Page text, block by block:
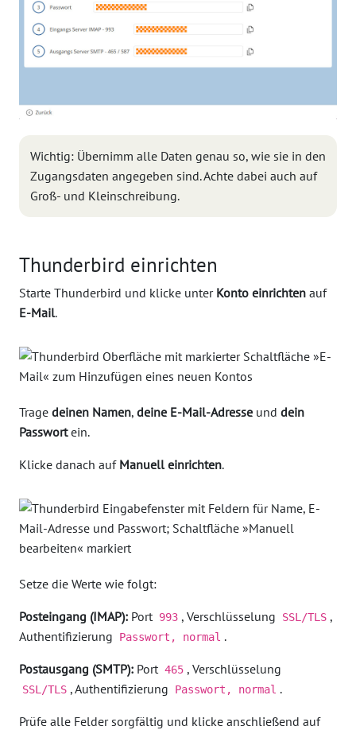
Wichtig: Übernimm alle Daten genau so, wie sie in den
Zugangsdaten angegeben sind. Achte dabei auch auf
Groß- und Kleinschreibung.
Thunderbird einrichten
Starte Thunderbird und klicke unter Konto einrichten auf
E-Mail.
Trage deinen Namen, deine E-Mail-Adresse und dein
Passwortein.
Klicke danach auf Manuell einrichten.
Setze die Werte wie folgt:
Posteingang (IMAP): Port 993 , Verschlüsselung SSL/TLS ,
Authentifizierung
Passwort, normal .
Postausgang (SMTP): Port 465 , Verschlüsselung
SSL/TLS , Authentifizierung Passwort, normal .
Prüfe alle Felder sorgfältig und klicke anschließend auf